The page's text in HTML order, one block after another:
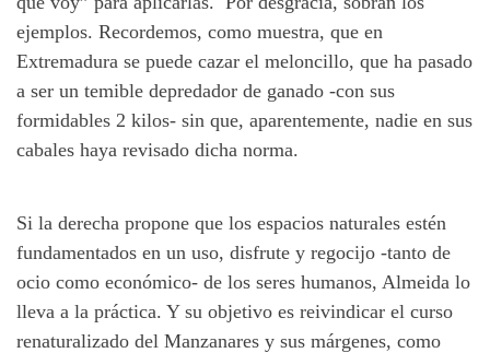
ejemplos. Recordemos, como muestra, que en
Extremadura se puede cazar el meloncillo, que ha pasado
a ser un temible depredador de ganado -con sus
formidables 2 kilos- sin que, aparentemente, nadie en sus
cabales haya revisado dicha norma.
Si la derecha propone que los espacios naturales estén
fundamentados en un uso, disfrute y regocijo -tanto de
ocio como económico- de los seres humanos, Almeida lo
lleva a la práctica. Y su objetivo es reivindicar el curso
renaturalizado del Manzanares y sus márgenes, como